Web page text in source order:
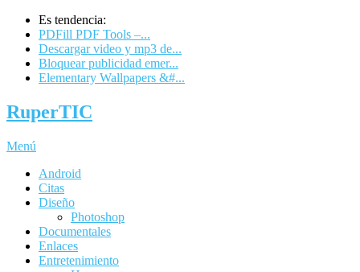
Es tendencia:
PDFill PDF Tools –...
Descargar video y mp3 de...
Bloquear publicidad emer...
Elementary Wallpapers &#...
RuperTIC
Menú
Android
Citas
Diseño
Photoshop
Documentales
Enlaces
Entretenimiento